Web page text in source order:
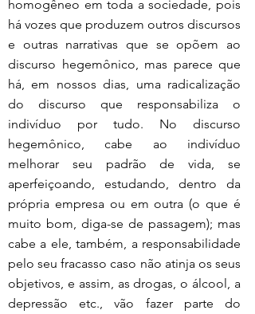
homogêneo em toda a sociedade, pois
há vozes que produzem outros discursos
e outras narrativas que se opõem ao
discurso hegemônico, mas parece que
há, em nossos dias, uma radicalização
do discurso que responsabiliza o
indivíduo por tudo. No discurso
hegemônico, cabe ao indivíduo
melhorar seu padrão de vida, se
aperfeiçoando, estudando, dentro da
própria empresa ou em outra (o que é
muito bom, diga-se de passagem); mas
cabe a ele, também, a responsabilidade
pelo seu fracasso caso não atinja os seus
objetivos, e assim, as drogas, o álcool, a
depressão etc., vão fazer parte do